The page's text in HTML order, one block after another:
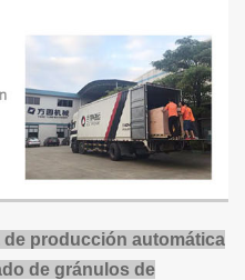
de producción automática
de gránulos de